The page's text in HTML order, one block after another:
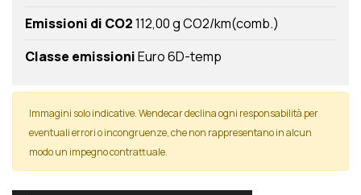
Emissioni di CO2112,00 g CO2/km(comb.)
Classe emissioniEuro 6D-temp
Immagini solo indicative. Wendecar declina ogni responsabilità per
eventuali errori o incongruenze, che non rappresentano in alcun
modo un impegno contrattuale.